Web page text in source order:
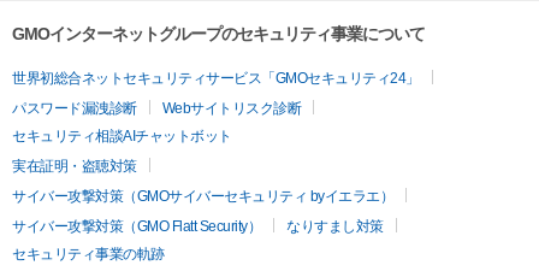
GMOインターネットグループのセキュリティ事業について
世界初総合ネットセキュリティサービス「GMOセキュリティ24」
パスワード漏洩診断
Webサイトリスク診断
セキュリティ相談AIチャットボット
実在証明・盗聴対策
サイバー攻撃対策（GMOサイバーセキュリティ byイエラエ）
サイバー攻撃対策（GMO Flatt Security）
なりすまし対策
セキュリティ事業の軌跡